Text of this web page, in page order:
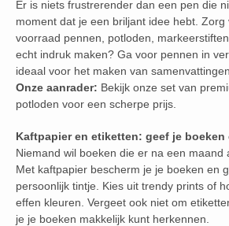
Er is niets frustrerender dan een pen die
moment dat je een briljant idee hebt. Zorg
voorraad pennen, potloden,
echt indruk maken? Ga voor pennen in
ideaal voor het maken van samenvattingen.
Onze aanrader: Bekijk onze set van
potloden voor een scherpe prijs.
Kaftpapier en etiketten: geef je boeken
Niemand wil boeken die er na een maand
Met kaftpapier bescherm je je boeken en
persoonlijk tintje. Kies uit trendy prints of
effen kleuren. Vergeet ook niet om
je je boeken makkelijk kunt herkennen.